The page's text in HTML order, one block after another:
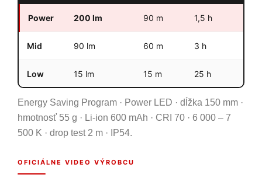
Power 200 lm 90 m 1,5 h
Mid 90 lm 60 m 3 h
Low 15 lm 15 m 25 h
Energy Saving Program · Power LED · dĺžka 150 mm ·
hmotnosť 55 g · Li-ion 600 mAh · CRI 70 · 6 000 – 7
500 K · drop test 2 m · IP54.
OFICIÁLNE VIDEO VÝROBCU